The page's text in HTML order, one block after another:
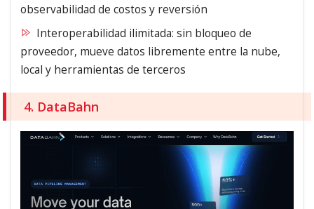
observabilidad de costos y reversión
Interoperabilidad ilimitada: sin bloqueo de
proveedor, mueve datos libremente entre la nube,
local y herramientas de terceros
4. DataBahn